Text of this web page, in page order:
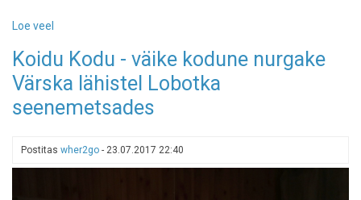
Loe veel
matkarada
-
kaldal
Koidu Kodu - väike kodune nurgake
Värska lähistel Lobotka
seenemetsades
Postitas wher2go - 23.07.2017 22:40